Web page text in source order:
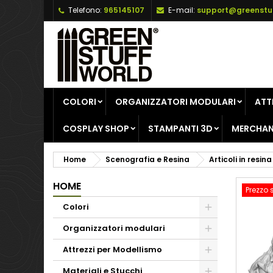
Telefono: 965145107 E-mail:
COLORI ORGANIZZATORI MODULARI
COSPLAY SHOP STAMPANTI 3D
Home Scenografia e Resina Articoli in resina
HOME
Colori
Organizzatori modulari
Attrezzi per Modellismo